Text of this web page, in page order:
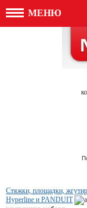
МЕНЮ
Стяжки, площадки,
Hyperline и PANDUIT